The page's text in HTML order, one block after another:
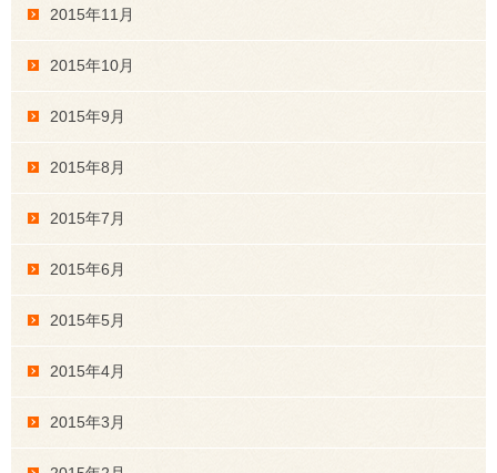
2015年11月
2015年10月
2015年9月
2015年8月
2015年7月
2015年6月
2015年5月
2015年4月
2015年3月